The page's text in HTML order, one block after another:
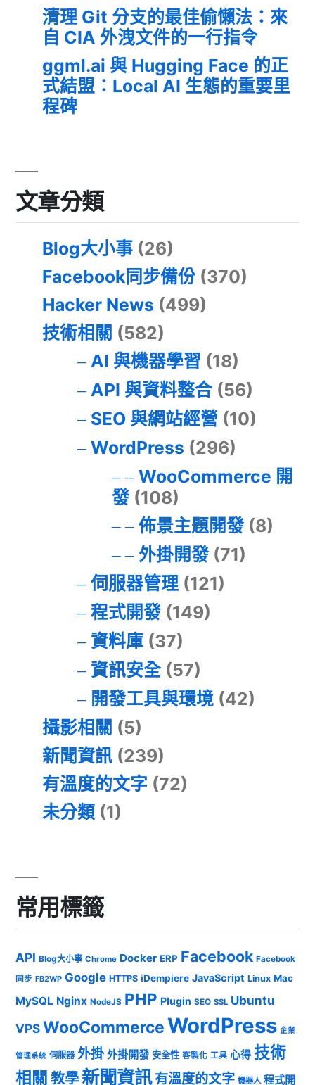
清理 Git 分支的最佳偷懶法：來
自 CIA 外洩文件的一行指令
ggml.ai 與 Hugging Face 的正
式結盟：Local AI 生態的重要里
程碑
文章分類
Blog大小事 (26)
Facebook同步備份 (370)
Hacker News (499)
技術相關 (582)
AI 與機器學習 (18)
API 與資料整合(56)
SEO 與網站經營 (10)
WordPress (296)
WooCommerce 開
發(108)
佈景主題開發(8)
外掛開發(71)
伺服器管理(121)
程式開發(149)
資料庫(37)
資訊安全(57)
開發工具與環境(42)
攝影相關 (5)
新聞資訊 (239)
有溫度的文字 (72)
未分類 (1)
常用標籤
API Blog大小事 Chrome Docker ERP Facebook Facebook
同步 FB2WP Google HTTPS iDempiere JavaScript Linux Mac
MySQL Nginx NodeJS PHP Plugin SEO SSL Ubuntu
VPSWooCommerceWordPress 企業
管理系統 伺服器 外掛 外掛開發 安全性 客製化 工具 心得 技術
相關 教學 新聞資訊有溫度的文字 機器人 程式開